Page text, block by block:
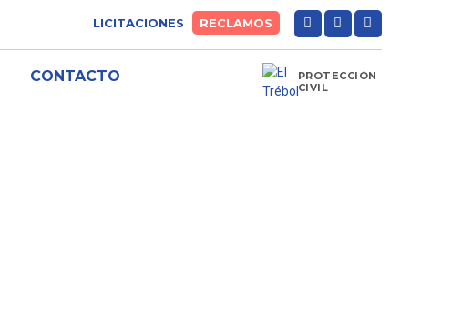
LICITACIONES RECLAMOS
CONTACTO
PROTECCIÓN
CIVIL